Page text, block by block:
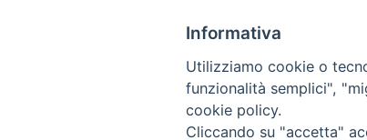
Informativa
Utilizziamo cookie o
funzionalità semplici",
cookie policy.
Cliccando su "accetta"